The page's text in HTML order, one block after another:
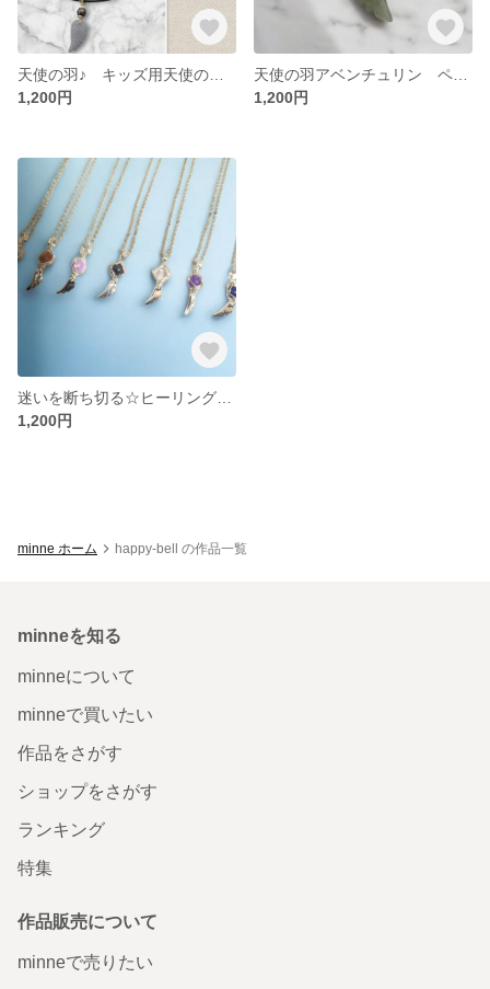
1,200円
1,200円
1,200円
minne ホーム happy-bell の作品一覧
minneを知る
minneについて
minneで買いたい
作品をさがす
ショップをさがす
ランキング
特集
作品販売について
minneで売りたい